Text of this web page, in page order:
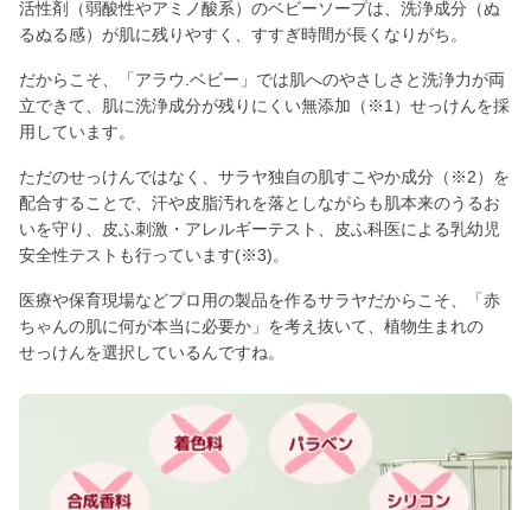
活性剤（弱酸性やアミノ酸系）のベビーソープは、洗浄成分（ぬ
るぬる感）が肌に残りやすく、すすぎ時間が長くなりがち。
だからこそ、「アラウ.ベビー」では肌へのやさしさと洗浄力が両
立できて、肌に洗浄成分が残りにくい無添加（※1）せっけんを採
用しています。
ただのせっけんではなく、サラヤ独自の肌すこやか成分（※2）を
配合することで、汗や皮脂汚れを落としながらも肌本来のうるお
いを守り、皮ふ刺激・アレルギーテスト、皮ふ科医による乳幼児
安全性テストも行っています(※3)。
医療や保育現場などプロ用の製品を作るサラヤだからこそ、「赤
ちゃんの肌に何が本当に必要か」を考え抜いて、植物生まれの
せっけんを選択しているんですね。